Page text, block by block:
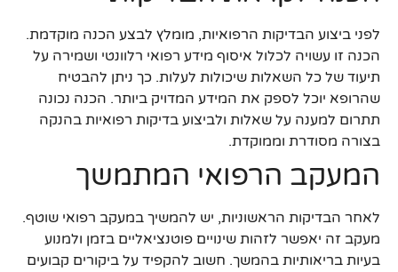
לפני ביצוע הבדיקות הרפואיות, מומלץ לבצע הכנה מוקדמת.
הכנה זו עשויה לכלול איסוף מידע רפואי רלוונטי ושמירה על
תיעוד של כל השאלות שיכולות לעלות. כך ניתן להבטיח
שהרופא יוכל לספק את המידע המדויק ביותר. הכנה נכונה
תתרום למענה על שאלות ולביצוע בדיקות רפואיות בהנקה
בצורה מסודרת וממוקדת.
המעקב הרפואי המתמשך
לאחר הבדיקות הראשוניות, יש להמשיך במעקב רפואי שוטף.
מעקב זה יאפשר לזהות שינויים פוטנציאליים בזמן ולמנוע
בעיות בריאותיות בהמשך. חשוב להקפיד על ביקורים קבועים